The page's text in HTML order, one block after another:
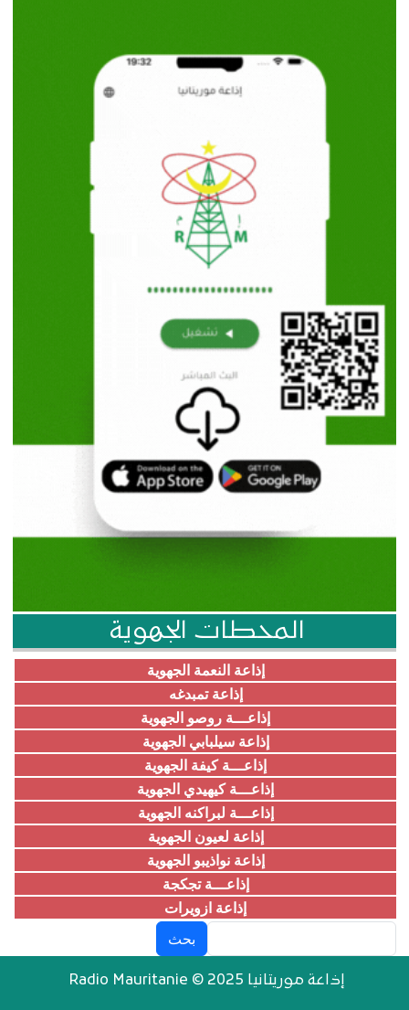
المحطات الجهوية
إذاعة النعمة الجهوية
إذاعة تمبدغه
إذاعـــة روصو الجهوية
إذاعة سيلبابي الجهوية
إذاعـــة كيفة الجهوية
إذاعـــة كيهيدي الجهوية
إذاعـــة لبراكنه الجهوية
إذاعة لعيون الجهوية
إذاعة نواذيبو الجهوية
إذاعـــة تجكجة
إذاعة ازويرات
بحث
إذاعة موريتانيا Radio Mauritanie © 2025